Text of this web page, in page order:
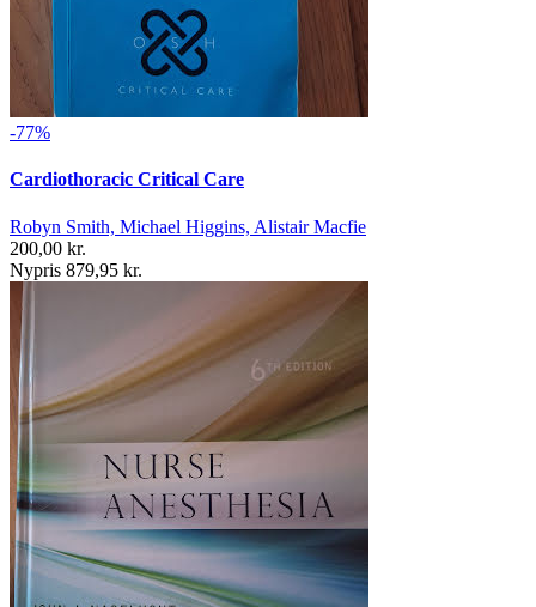
-77%
Cardiothoracic Critical Care
Robyn Smith, Michael Higgins, Alistair Macfie
200,00 kr.
Nypris 879,95 kr.